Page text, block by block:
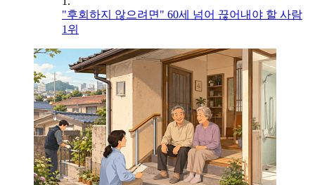
"후회하지 않으려면" 60세 넘어 끊어내야 할 사람
1위